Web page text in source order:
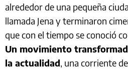
alrededor de una pequeña
llamada Jena y terminaron
que con el tiempo se conoció
Un movimiento
la actualidad, una corriente